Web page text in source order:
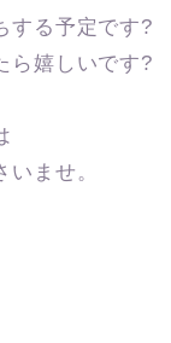
する予定です?
ら嬉しいです?
ませ。